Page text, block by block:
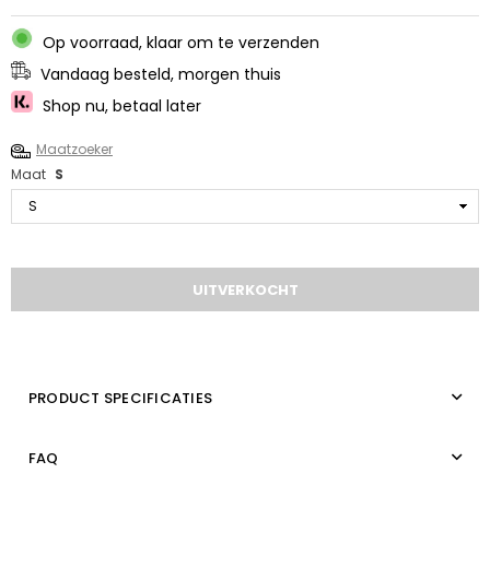
Op voorraad, klaar om te verzenden
Vandaag besteld, morgen thuis
Shop nu, betaal later
Maatzoeker
Maat S
UITVERKOCHT
PRODUCT SPECIFICATIES
FAQ